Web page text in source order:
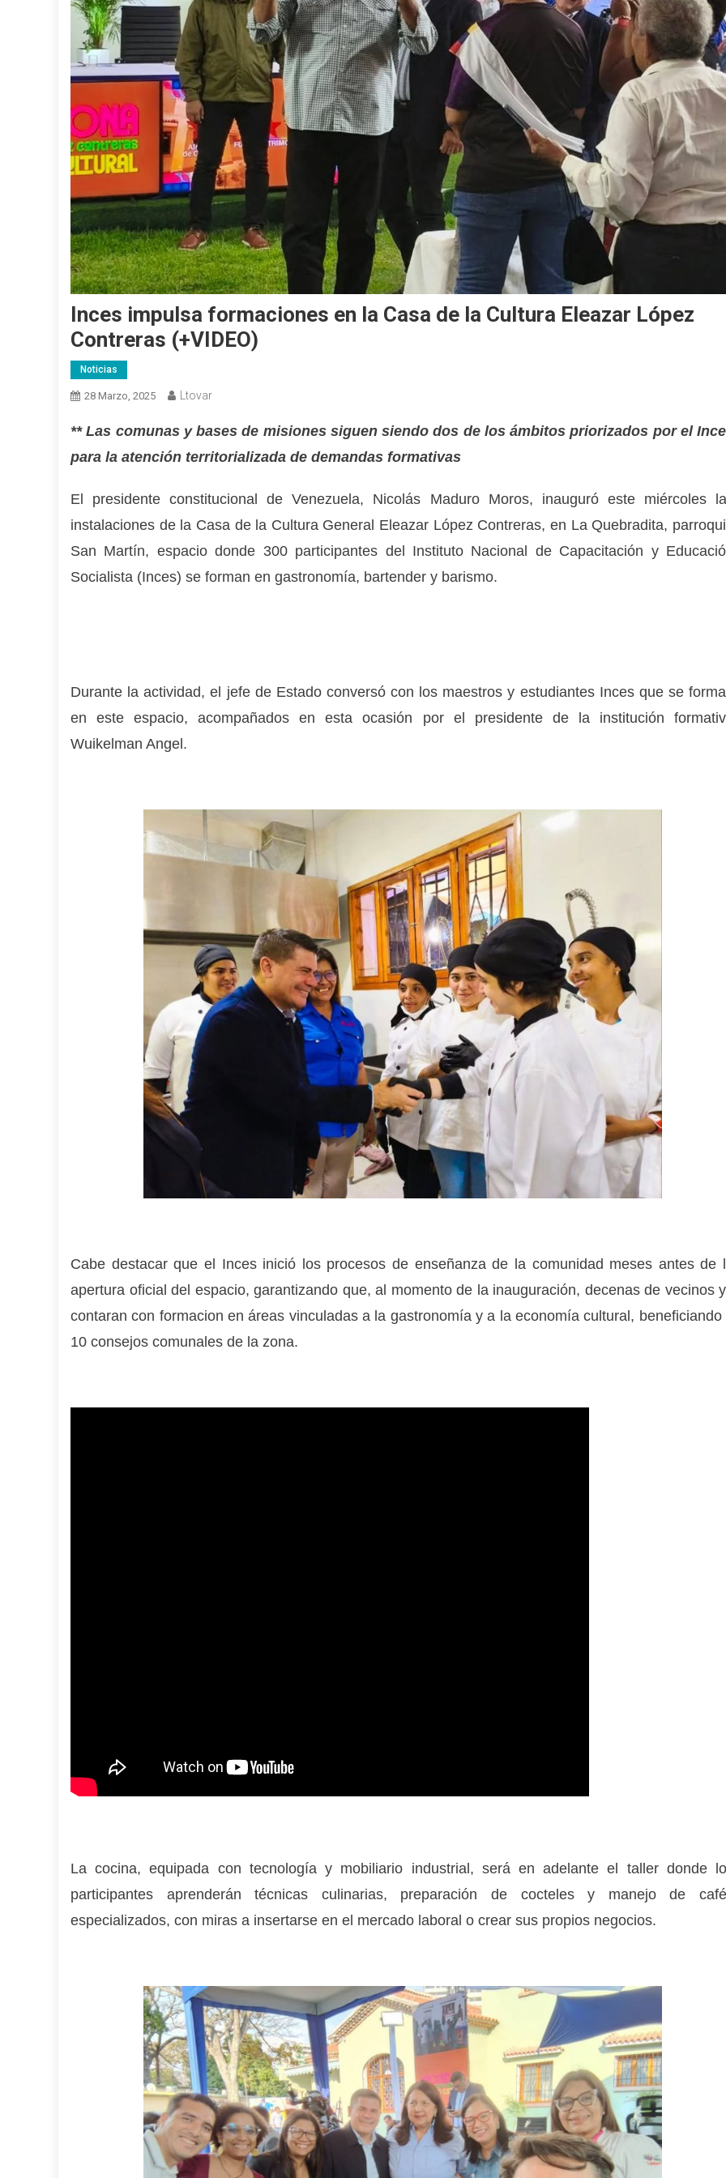
Inces impulsa formaciones en la Casa de la Cultura Eleazar López
Contreras (+VIDEO)
Noticias
28 Marzo, 2025 Ltovar
** Las comunas y bases de misiones siguen siendo dos de los ámbitos priorizados por el
para la atención territorializada de demandas formativas
El presidente constitucional de Venezuela, Nicolás Maduro Moros, inauguró este miércoles
instalaciones de la Casa de la Cultura General Eleazar López Contreras, en La Quebradita,
San Martín, espacio donde 300 participantes del Instituto Nacional de Capacitación y
Socialista (Inces) se forman en gastronomía, bartender y barismo.
Durante la actividad, el jefe de Estado conversó con los maestros y estudiantes Inces que se
en este espacio, acompañados en esta ocasión por el presidente de la institución
Wuikelman Angel.
Cabe destacar que el Inces inició los procesos de enseñanza de la comunidad meses antes de
apertura oficial del espacio, garantizando que, al momento de la inauguración, decenas de vecinos
contaran con formacion en áreas vinculadas a la gastronomía y a la economía cultural, beneficiando
10 consejos comunales de la zona.
La cocina, equipada con tecnología y mobiliario industrial, será en adelante el taller donde
participantes aprenderán técnicas culinarias, preparación de cocteles y manejo de
especializados, con miras a insertarse en el mercado laboral o crear sus propios negocios.